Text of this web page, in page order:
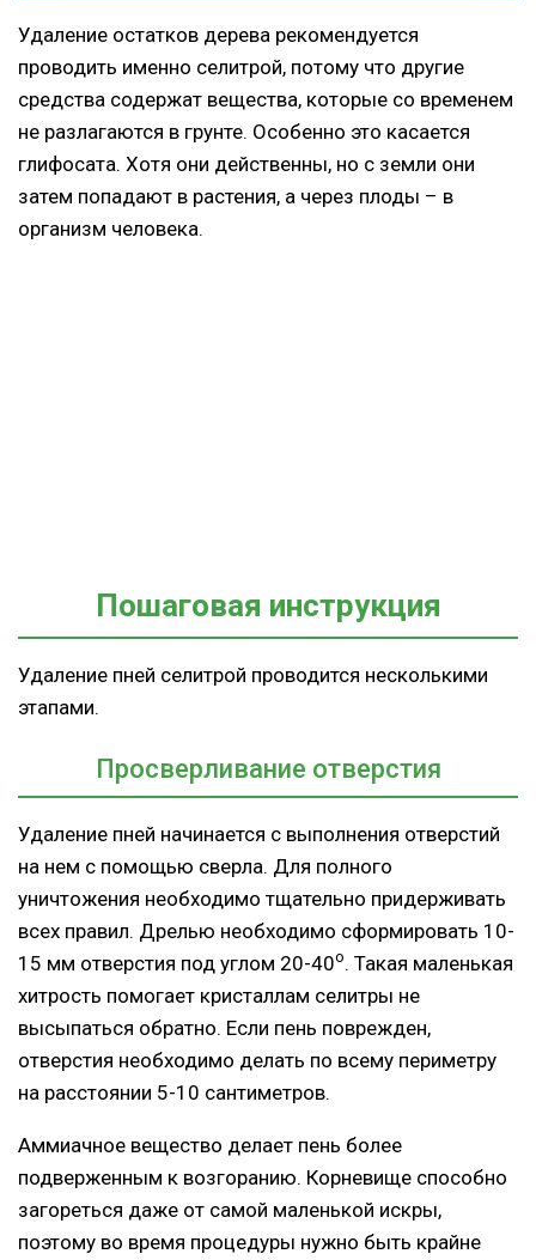
Удаление остатков дерева рекомендуется
проводить именно селитрой, потому что другие
средства содержат вещества, которые со временем
не разлагаются в грунте. Особенно это касается
глифосата. Хотя они действенны, но с земли они
затем попадают в растения, а через плоды – в
организм человека.
Пошаговая инструкция
Удаление пней селитрой проводится несколькими
этапами.
Просверливание отверстия
Удаление пней начинается с выполнения отверстий
на нем с помощью сверла. Для полного
уничтожения необходимо тщательно придерживать
всех правил. Дрелью необходимо сформировать 10-
15 мм отверстия под углом 20-40о. Такая маленькая
хитрость помогает кристаллам селитры не
высыпаться обратно. Если пень поврежден,
отверстия необходимо делать по всему периметру
на расстоянии 5-10 сантиметров.
Аммиачное вещество делает пень более
подверженным к возгоранию. Корневище способно
загореться даже от самой маленькой искры,
поэтому во время процедуры нужно быть крайне